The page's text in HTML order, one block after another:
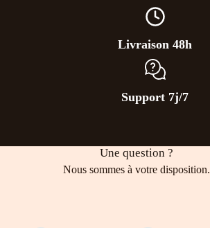
Livraison 48h
Support 7j/7
Une question ?
Nous sommes à votre disposition.